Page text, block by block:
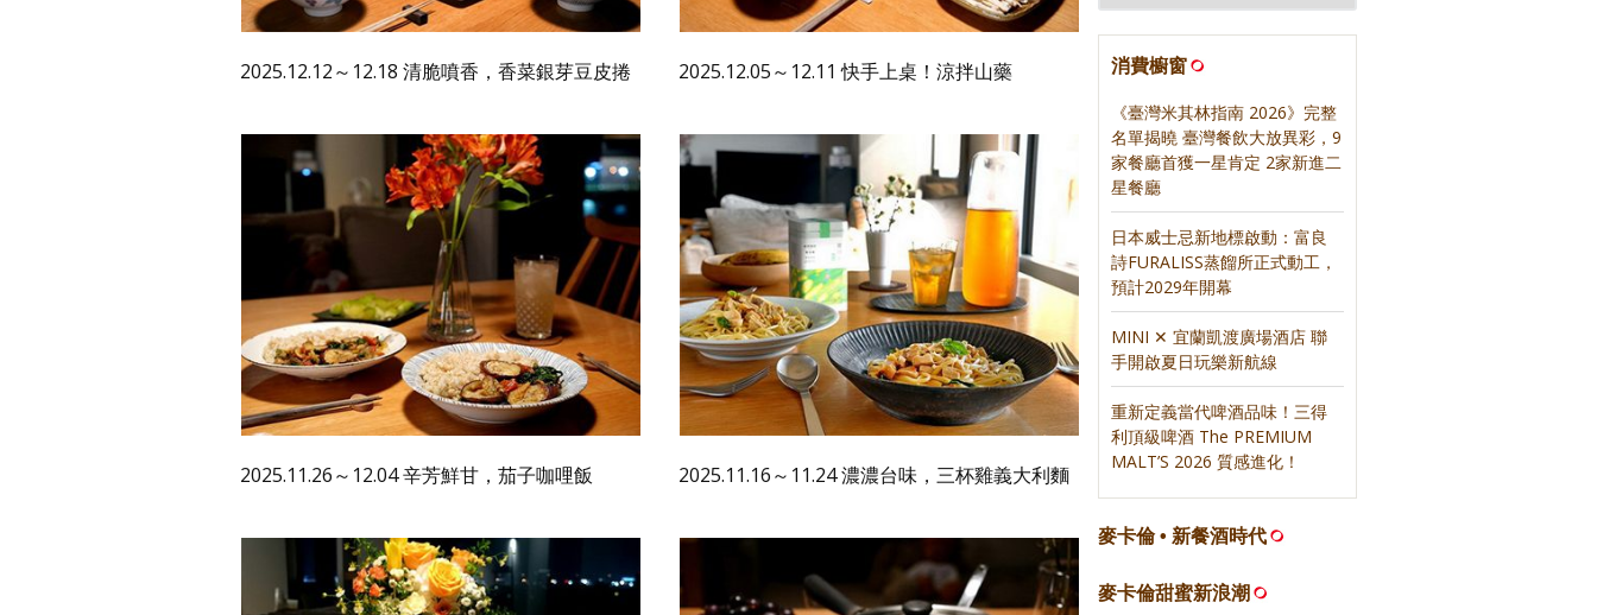
2025.12.12～12.18 清脆噴香，香菜銀芽豆皮捲 2025.12.05～12.11 快手上桌！涼拌山藥
2025.11.26～12.04 辛芳鮮甘，茄子咖哩飯 2025.11.16～11.24 濃濃台味，三杯雞義大利麵
消費櫥窗
《臺灣米其林指南 2026》完整
名單揭曉 臺灣餐飲大放異彩，9
家餐廳首獲一星肯定 2家新進二
星餐廳
日本威士忌新地標啟動：富良
詩FURALISS蒸餾所正式動工，
預計2029年開幕
MINI ✕ 宜蘭凱渡廣場酒店 聯
手開啟夏日玩樂新航線
重新定義當代啤酒品味！三得
利頂級啤酒 The PREMIUM
MALT’S 2026 質感進化！
麥卡倫 • 新餐酒時代
麥卡倫甜蜜新浪潮